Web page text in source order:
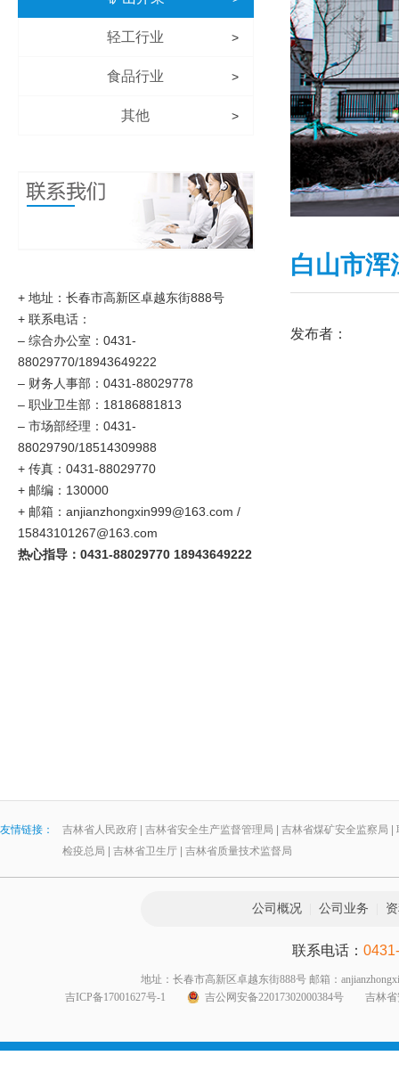
轻工行业 >
食品行业 >
其他 >
+ 地址：长春市高新区卓越东街888号
+ 联系电话：
– 综合办公室：0431-
88029770/18943649222
– 财务人事部：0431-88029778
– 职业卫生部：18186881813
– 市场部经理：0431-
88029790/18514309988
+ 传真：0431-88029770
+ 邮编：130000
+ 邮箱：anjianzhongxin999@163.com /
15843101267@163.com
热心指导：0431-88029770 18943649222
白山市浑
发布者：
友情链接： 吉林省人民政府 吉林省安全生产监督管理局 吉林省煤矿安全监察局
检疫总局
吉林省卫生厅 吉林省质量技术监督局
公司概况| 公司业务
联系电话：
地址：长春市高新区卓越东街888号 邮箱：
吉ICP备17001627号-1
吉公网安备22017302000384号吉林省安